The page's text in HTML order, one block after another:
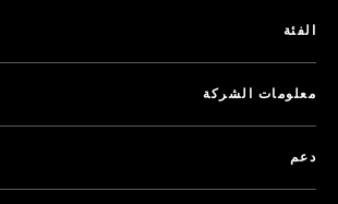
الفئة
معلومات الشركة
دعم